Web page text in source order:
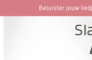
Beluister jouw
Open
Close